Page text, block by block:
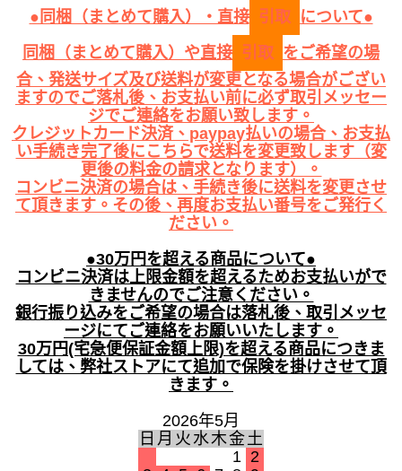
●同梱（まとめて購入）・直接 引取
について●
同梱（まとめて購入）や直接 引取 をご希望の場
合、発送サイズ及び送料が変更となる場合がござい
ますのでご落札後、お支払い前に必ず取引メッセー
ジでご連絡をお願い致します。
クレジットカード決済、paypay払いの場合、お支払
い手続き完了後にこちらで送料を変更致します（変
更後の料金の請求となります）。
コンビニ決済の場合は、手続き後に送料を変更させ
て頂きます。その後、再度お支払い番号をご発行く
ださい。
●30万円を超える商品について●
コンビニ決済は上限金額を超えるためお支払いがで
きませんのでご注意ください。
銀行振り込みをご希望の場合は落札後、取引メッセ
ージにてご連絡をお願いいたします。
30万円(宅急便保証金額上限)を超える商品につきま
しては、弊社ストアにて追加で保険を掛けさせて頂
きます。
2026年5月
日 月 火 水木金 土
1 2